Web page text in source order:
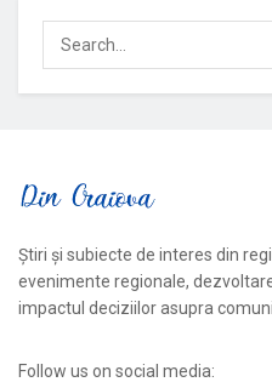
Știri și subiecte de interes din
evenimente regionale,
impactul deciziilor asupra
Follow us on social media: